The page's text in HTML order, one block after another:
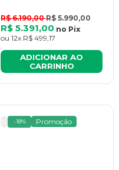
R$ 6.190,00R$ 5.990,00
R$ 5.391,00 no Pix
ou 12x R$ 499,17
ADICIONAR AO
CARRINHO
-18% Promoção